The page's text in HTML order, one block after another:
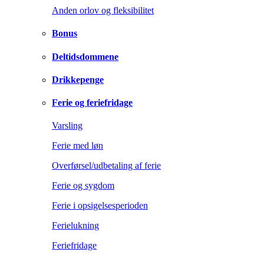
Anden orlov og fleksibilitet
Bonus
Deltidsdommene
Drikkepenge
Ferie og feriefridage
Varsling
Ferie med løn
Overførsel/udbetaling af ferie
Ferie og sygdom
Ferie i opsigelsesperioden
Ferielukning
Feriefridage